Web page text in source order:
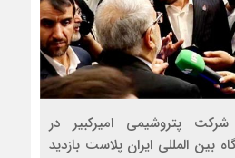
پتروشیمی امیرکبیر در
بین المللی ایران پلاست بازدید